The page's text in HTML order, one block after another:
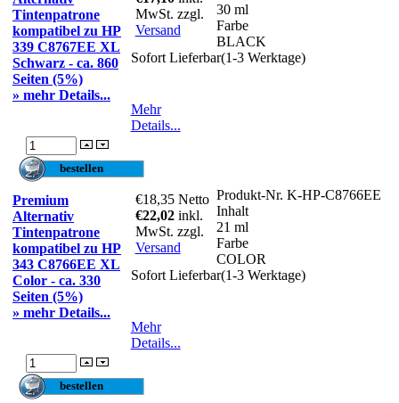
Tintenpatrone
kompatibel zu HP
339 C8767EE XL
Schwarz - ca. 860
Seiten (5%)
» mehr Details...
MwSt. zzgl.
Versand
30 ml
Farbe
BLACK
Sofort Lieferbar(1-3 Werktage)
Mehr
Details...
Premium
Alternativ
Tintenpatrone
kompatibel zu HP
343 C8766EE XL
Color - ca. 330
Seiten (5%)
» mehr Details...
€18,35 Netto
€22,02 inkl.
MwSt. zzgl.
Versand
Produkt-Nr. K-HP-C8766EE
Inhalt
21 ml
Farbe
COLOR
Sofort Lieferbar(1-3 Werktage)
Mehr
Details...